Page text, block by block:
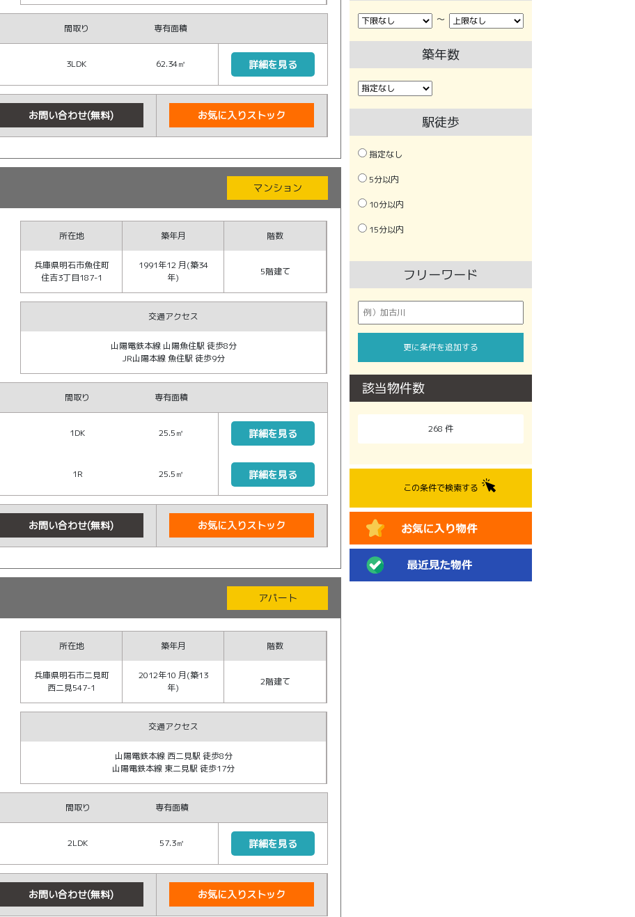
間取り 専有面積
3LDK 62.34㎡ 詳細を見る
お問い合わせ(無料) お気に入りストック
マンション
所在地 築年月 階数
兵庫県明石市魚住町
住吉3丁目187-1
1991年12 月(築34
年)
5階建て
交通アクセス
山陽電鉄本線 山陽魚住駅 徒歩8分
JR山陽本線 魚住駅 徒歩9分
間取り 専有面積
1DK 25.5㎡ 詳細を見る
1R 25.5㎡ 詳細を見る
お問い合わせ(無料) お気に入りストック
アパート
所在地 築年月 階数
兵庫県明石市二見町
西二見547-1
2012年10 月(築13
年)
2階建て
交通アクセス
山陽電鉄本線 西二見駅 徒歩8分
山陽電鉄本線 東二見駅 徒歩17分
間取り 専有面積
2LDK 57.3㎡ 詳細を見る
お問い合わせ(無料) お気に入りストック
〜
築年数
駅徒歩
指定なし
5分以内
10分以内
15分以内
フリーワード
更に条件を追加する
該当物件数
268 件